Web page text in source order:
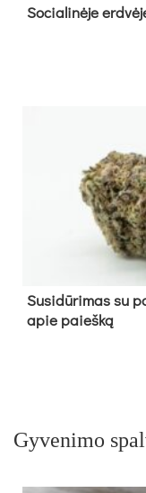
So­cia­li­nė­je
Su­si­dū­ri­mas su
apie paieš­ką
Gyvenimo